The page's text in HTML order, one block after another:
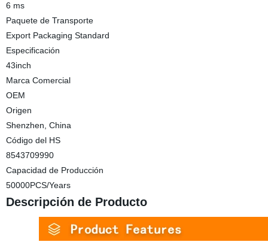
6 ms
Paquete de Transporte
Export Packaging Standard
Especificación
43inch
Marca Comercial
OEM
Origen
Shenzhen, China
Código del HS
8543709990
Capacidad de Producción
50000PCS/Years
Descripción de Producto